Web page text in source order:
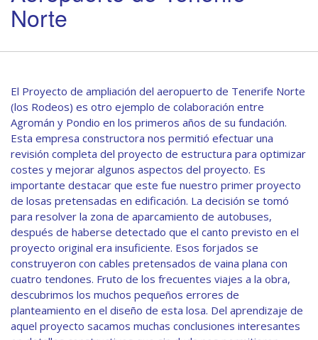
Norte
El Proyecto de ampliación del aeropuerto de Tenerife Norte
(los Rodeos) es otro ejemplo de colaboración entre
Agromán y Pondio en los primeros años de su fundación.
Esta empresa constructora nos permitió efectuar una
revisión completa del proyecto de estructura para optimizar
costes y mejorar algunos aspectos del proyecto. Es
importante destacar que este fue nuestro primer proyecto
de losas pretensadas en edificación. La decisión se tomó
para resolver la zona de aparcamiento de autobuses,
después de haberse detectado que el canto previsto en el
proyecto original era insuficiente. Esos forjados se
construyeron con cables pretensados de vaina plana con
cuatro tendones. Fruto de los frecuentes viajes a la obra,
descubrimos los muchos pequeños errores de
planteamiento en el diseño de esta losa. Del aprendizaje de
aquel proyecto sacamos muchas conclusiones interesantes